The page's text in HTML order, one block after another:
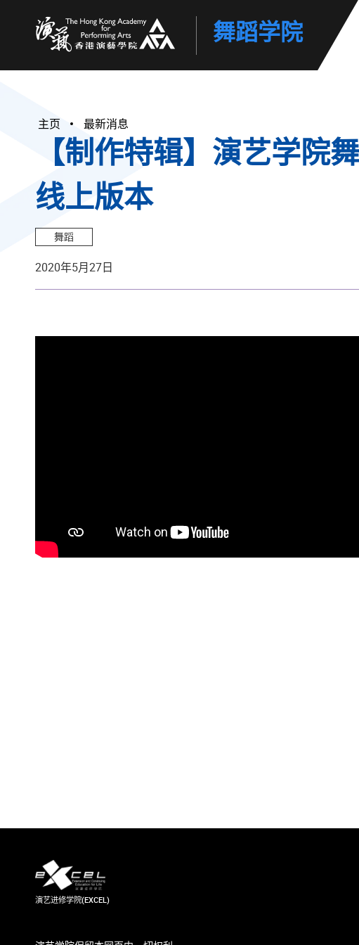
舞蹈学院
主页 最新消息
【制作特辑】演艺学院
线上版本
舞蹈
2020年5月27日
演艺进修学院(EXCEL)